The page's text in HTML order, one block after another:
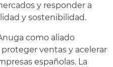
y responder a
y sostenibilidad.
como aliado
ventas y acelerar
españolas. La